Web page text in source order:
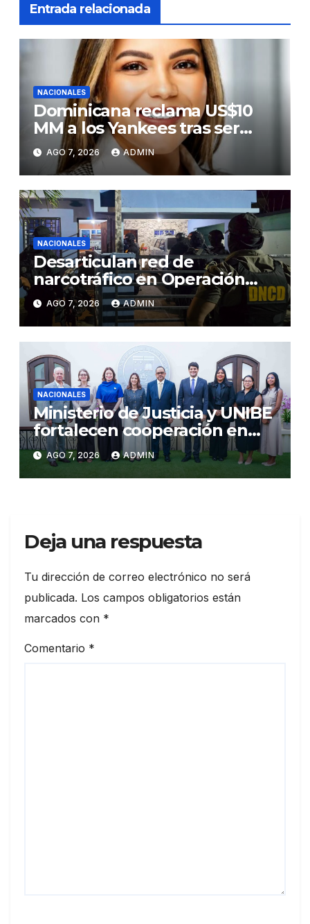
Entrada relacionada
NACIONALES
Dominicana reclama US$10
MM a los Yankees tras ser
golpeada por bate de José
Ramírez
AGO 7, 2026 ADMIN
NACIONALES
Desarticulan red de
narcotráfico en Operación
Lgtca
AGO 7, 2026 ADMIN
NACIONALES
Ministerio de Justicia y UNIBE
fortalecen cooperación en
Justicia y Derechos Humanos
AGO 7, 2026 ADMIN
Deja una respuesta
Tu dirección de correo electrónico no será
publicada. Los campos obligatorios están
marcados con *
Comentario *